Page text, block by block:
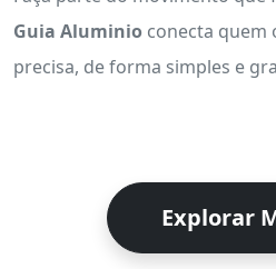
Guia Aluminio conecta quem
precisa, de forma simples e
Explorar